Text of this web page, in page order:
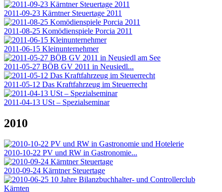
2011-09-23 Kärntner Steuertage 2011
2011-08-25 Komödienspiele Porcia 2011
2011-06-15 Kleinunternehmer
2011-05-27 BÖB GV 2011 in Neusiedl...
2011-05-12 Das Kraftfahrzeug im Steuerrecht
2011-04-13 USt – Spezialseminar
2010
2010-10-22 PV und RW in Gastronomie...
2010-09-24 Kärntner Steuertage